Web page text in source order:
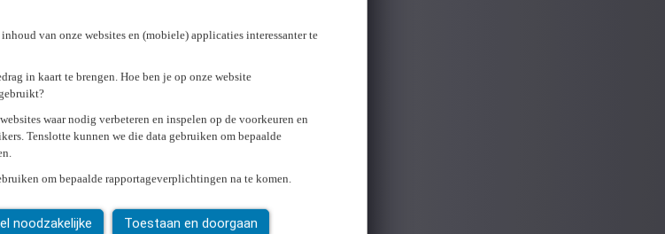
van onze websites en (mobiele) applicaties interessanter te
in kaart te brengen. Hoe ben je op onze website
waar nodig verbeteren en inspelen op de voorkeuren en
Tenslotte kunnen we die data gebruiken om bepaalde
om bepaalde rapportageverplichtingen na te komen.
noodzakelijke Toestaan en doorgaan